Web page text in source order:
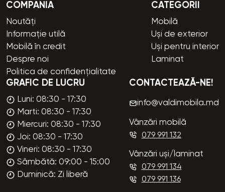
COMPANIA
Noutăți
Informație utilă
Mobilă în credit
Despre noi
Politica de confidențialitate
CATEGORII
Mobilă
Uși de exterior
Uși pentru interior
Laminat
GRAFIC DE LUCRU
Luni: 08:30 - 17:30
Marti: 08:30 - 17:30
Miercuri: 08:30 - 17:30
Joi: 08:30 - 17:30
Vineri: 08:30 - 17:30
Sâmbătă: 09:00 - 15:00
Duminică: Zi liberă
CONTACTEAZĂ-NE!
info@valdimobila.md
Vânzări mobilă
079 991 132
Vânzări uși/laminat
079 991 134
079 991 136